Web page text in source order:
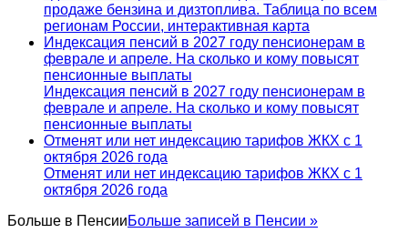
продаже бензина и дизтоплива. Таблица по всем
регионам России, интерактивная карта
Индексация пенсий в 2027 году пенсионерам в
феврале и апреле. На сколько и кому повысят
пенсионные выплаты
Индексация пенсий в 2027 году пенсионерам в
феврале и апреле. На сколько и кому повысят
пенсионные выплаты
Отменят или нет индексацию тарифов ЖКХ с 1
октября 2026 года
Отменят или нет индексацию тарифов ЖКХ с 1
октября 2026 года
Больше в ПенсииБольше записей в Пенсии »